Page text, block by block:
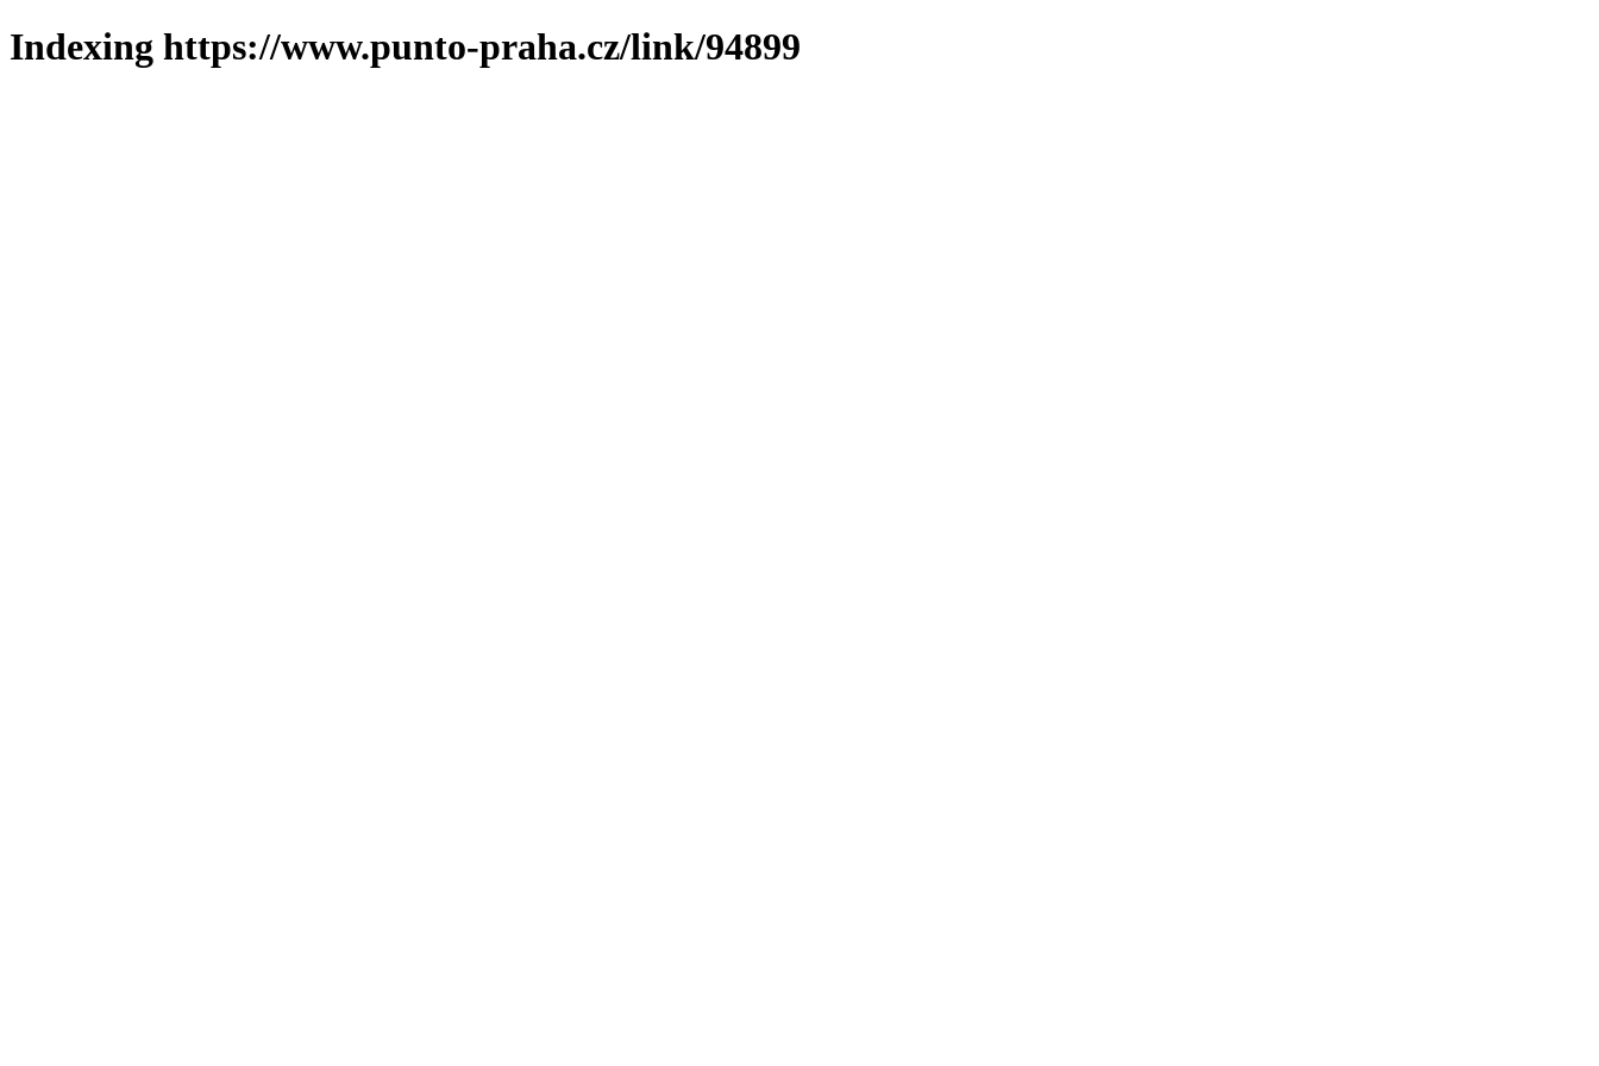
Indexing https://www.punto-praha.cz/link/94899